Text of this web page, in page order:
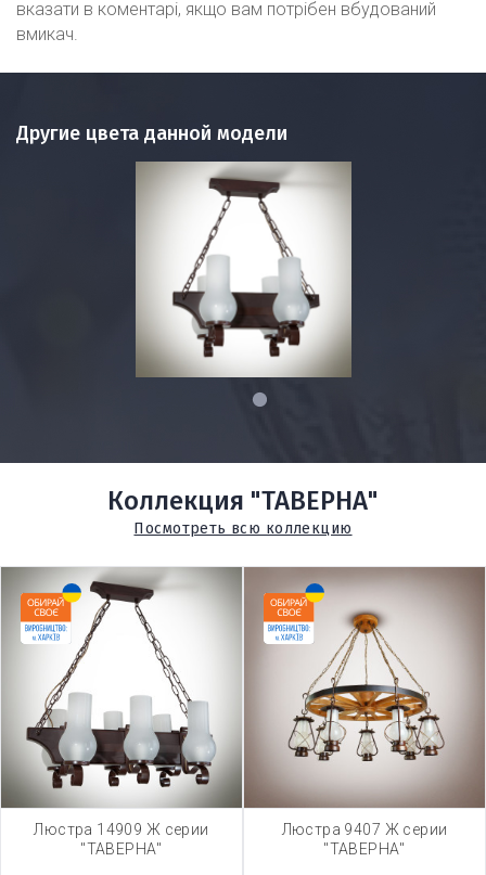
вказати в коментарі, якщо вам потрібен вбудований
вмикач.
Другие цвета данной модели
1
Коллекция "ТАВЕРНА"
Посмотреть всю коллекцию
Люстра 14909 Ж серии
"ТАВЕРНА"
Люстра 9407 Ж серии
"ТАВЕРНА"